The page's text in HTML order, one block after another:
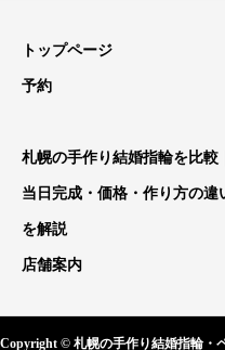
トップページ
予約
札幌の手作り結婚指輪を比較｜
当日完成・価格・作り方の違
を解説
店舗案内
Copyright © 札幌の手作り結婚指輪・